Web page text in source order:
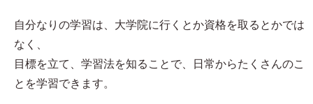
自分なりの学習は、大学院に行くとか資格を取るとかでは
なく、
目標を立て、学習法を知ることで、日常からたくさんのこ
とを学習できます。